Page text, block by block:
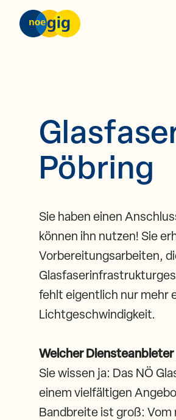
Skip to content
nöGIG – unser Netz. unsere
Pöbring
Sie haben einen
können ihn nutzen! Sie
Vorbereitungsarbeiten,
fehlt eigentlich nur mehr
Lichtgeschwindigkeit.
Welcher
Sie wissen ja: Das NÖ
einem vielfältigen
Bandbreite ist groß: Vom